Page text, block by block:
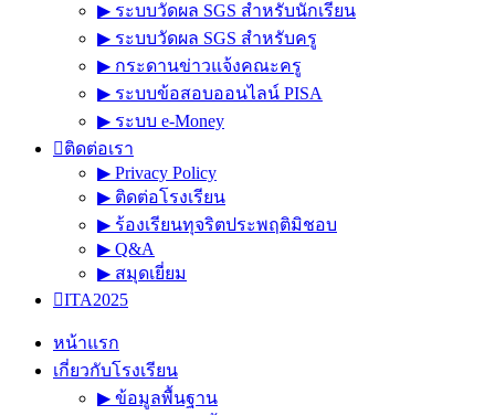
▶︎ ระบบวัดผล SGS สำหรับนักเรียน
▶︎ ระบบวัดผล SGS สำหรับครู
▶︎ กระดานข่าวแจ้งคณะครู
▶︎ ระบบข้อสอบออนไลน์ PISA
▶︎ ระบบ e-Money
ติดต่อเรา
▶︎ Privacy Policy
▶︎ ติดต่อโรงเรียน
▶︎ ร้องเรียนทุจริตประพฤติมิชอบ
▶︎ Q&A
▶︎ สมุดเยี่ยม
ITA2025
หน้าแรก
เกี่ยวกับโรงเรียน
▶︎ ข้อมูลพื้นฐาน